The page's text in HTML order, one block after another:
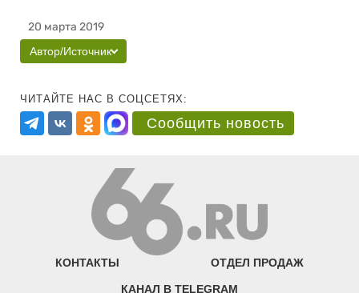
20 марта 2019
Автор/Источник
ЧИТАЙТЕ НАС В СОЦСЕТЯХ:
Сообщить новость
КОНТАКТЫ ОТДЕЛ ПРОДАЖ
КАНАЛ В TELEGRAM